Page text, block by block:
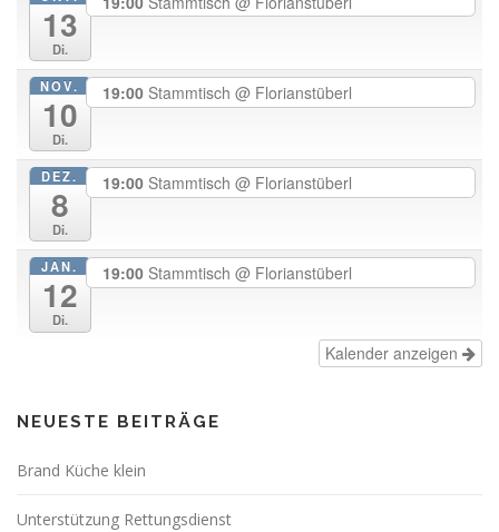
13
Di.
NOV.
10
Di.
19:00 Stammtisch @ Florianstüberl
DEZ.
8
Di.
19:00 Stammtisch @ Florianstüberl
JAN.
12
Di.
19:00 Stammtisch @ Florianstüberl
Kalender anzeigen
NEUESTE BEITRÄGE
Brand Küche klein
Unterstützung Rettungsdienst